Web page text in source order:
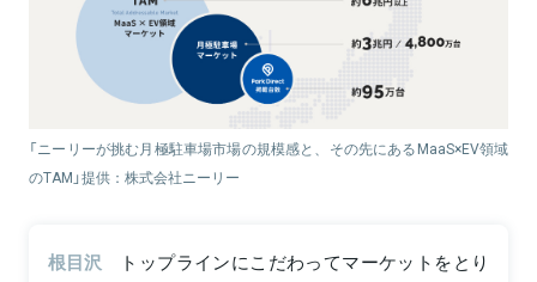
「ニーリーが挑む月極駐車場市場の規模感と、その先にあるMaaS×EV領域
のTAM」提供：株式会社ニーリー
根目沢
トップラインにこだわってマーケットをとり